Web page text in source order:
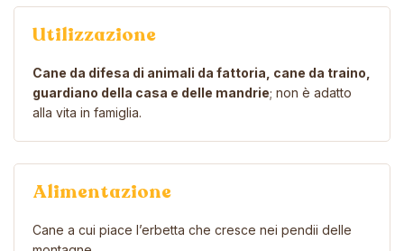
Utilizzazione
Cane da difesa di animali da fattoria, cane da traino,
guardiano della casa e delle mandrie; non è adatto
alla vita in famiglia.
Alimentazione
Cane a cui piace l’erbetta che cresce nei pendii delle